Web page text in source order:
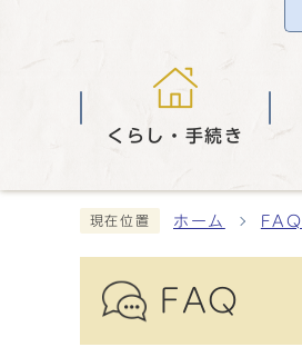
くらし・手続き
現在位置 ホーム FAQ
FAQ